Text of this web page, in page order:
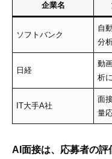
企業名
ソフトバンク
自
分
日経
動
析
IT大手A社
面
量
AI面接は、応募者の評